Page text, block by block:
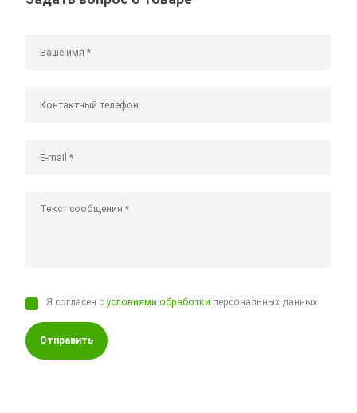
Я согласен сусловиями обработки персональных данных
Отправить